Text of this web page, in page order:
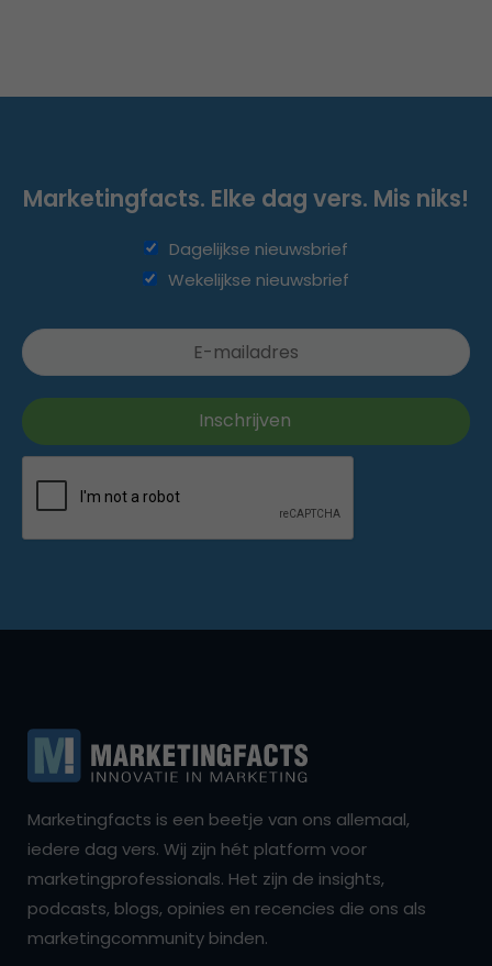
Marketingfacts. Elke dag vers. Mis niks!
Dagelijkse nieuwsbrief
Wekelijkse nieuwsbrief
Marketingfacts is een beetje van ons allemaal,
iedere dag vers. Wij zijn hét platform voor
marketingprofessionals. Het zijn de insights,
podcasts, blogs, opinies en recencies die ons als
marketingcommunity binden.